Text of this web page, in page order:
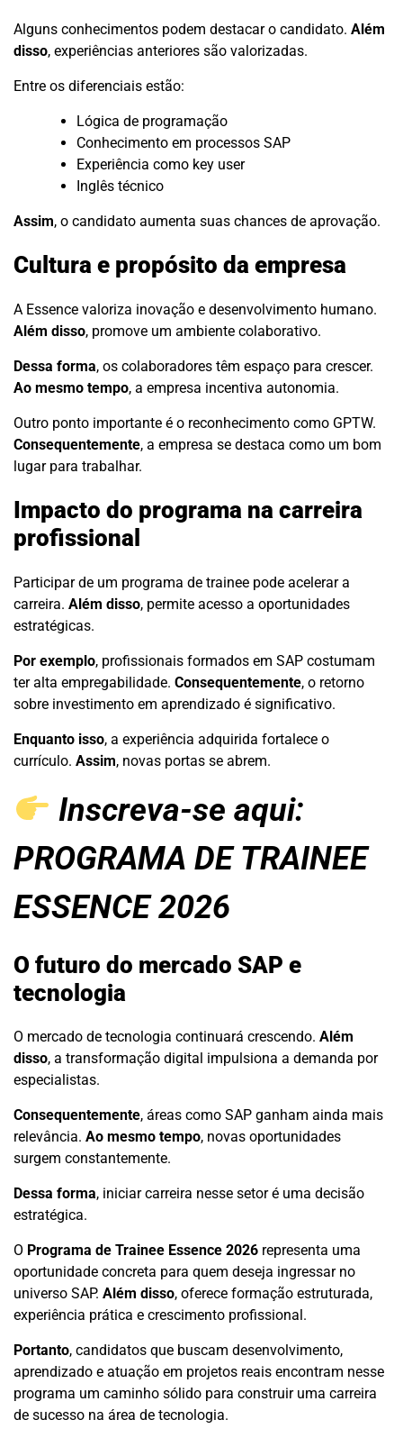
Alguns conhecimentos podem destacar o candidato. Além
disso, experiências anteriores são valorizadas.
Entre os diferenciais estão:
Lógica de programação
Conhecimento em processos SAP
Experiência como key user
Inglês técnico
Assim, o candidato aumenta suas chances de aprovação.
Cultura e propósito da empresa
A Essence valoriza inovação e desenvolvimento humano.
Além disso, promove um ambiente colaborativo.
Dessa forma, os colaboradores têm espaço para crescer.
Ao mesmo tempo, a empresa incentiva autonomia.
Outro ponto importante é o reconhecimento como GPTW.
Consequentemente, a empresa se destaca como um bom
lugar para trabalhar.
Impacto do programa na carreira
profissional
Participar de um programa de trainee pode acelerar a
carreira. Além disso, permite acesso a oportunidades
estratégicas.
Por exemplo, profissionais formados em SAP costumam
ter alta empregabilidade. Consequentemente, o retorno
sobre investimento em aprendizado é significativo.
Enquanto isso, a experiência adquirida fortalece o
currículo. Assim, novas portas se abrem.
Inscreva-se aqui:
PROGRAMA DE TRAINEE
ESSENCE 2026
O futuro do mercado SAP e
tecnologia
O mercado de tecnologia continuará crescendo. Além
disso, a transformação digital impulsiona a demanda por
especialistas.
Consequentemente, áreas como SAP ganham ainda mais
relevância. Ao mesmo tempo, novas oportunidades
surgem constantemente.
Dessa forma, iniciar carreira nesse setor é uma decisão
estratégica.
O Programa de Trainee Essence 2026 representa uma
oportunidade concreta para quem deseja ingressar no
universo SAP. Além disso, oferece formação estruturada,
experiência prática e crescimento profissional.
Portanto, candidatos que buscam desenvolvimento,
aprendizado e atuação em projetos reais encontram nesse
programa um caminho sólido para construir uma carreira
de sucesso na área de tecnologia.